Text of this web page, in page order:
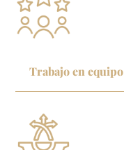
Trabajo en equipo